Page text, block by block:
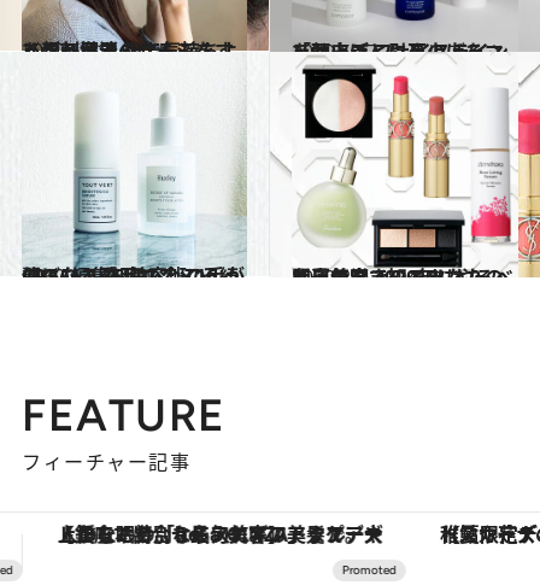
2020.5.31
あごと目元のたるみをすっきり解消 指で気持ちよく顔刺激マッサージ
ビューティ＆ヘルス 2020.5.17
「顔上げ」に耳の上をマッサージ フェイスラインを頭皮ごと引き上げる
ビューティ＆ヘルス
2020.6.3
CREA編集部美容班の手が伸びた！ 在宅の今こそ綺麗になる愛用コスメ16
ライフスタイル 2020.3.7
九星気学で知るあなたの開運美容 2020年にやるべき自分磨きのコツは？
ビューティ＆ヘルス
FEATURE
フィーチャー記事
【夏限定ディナーコース】旬を迎える稚鮎や花ズッキーニなどをイタリア・トスカーナの郷土料理の手法で満喫！